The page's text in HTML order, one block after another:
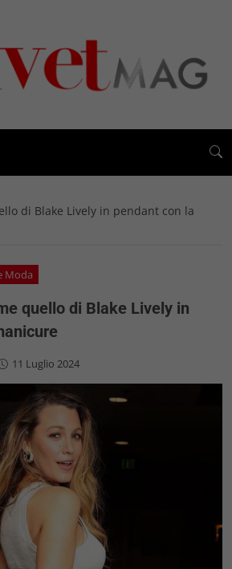
di Blake Lively in pendant con la
Moda
quello di Blake Lively in
11 Luglio 2024